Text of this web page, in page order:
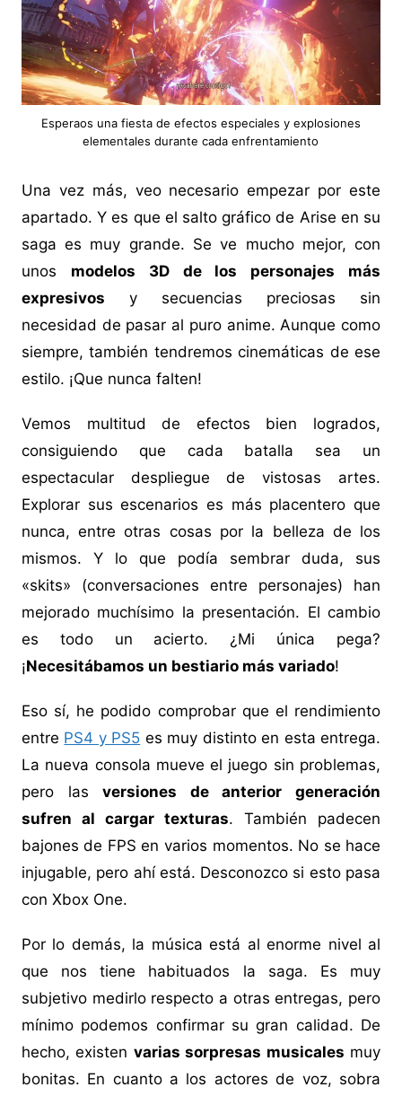
Esperaos una fiesta de efectos especiales y explosiones
elementales durante cada enfrentamiento
Una vez más, veo necesario empezar por este
apartado. Y es que el salto gráfico de Arise en su
saga es muy grande. Se ve mucho mejor, con
unos modelos 3D de los personajes más
expresivos y secuencias preciosas sin
necesidad de pasar al puro anime. Aunque como
siempre, también tendremos cinemáticas de ese
estilo. ¡Que nunca falten!
Vemos multitud de efectos bien logrados,
consiguiendo que cada batalla sea un
espectacular despliegue de vistosas artes.
Explorar sus escenarios es más placentero que
nunca, entre otras cosas por la belleza de los
mismos. Y lo que podía sembrar duda, sus
«skits» (conversaciones entre personajes) han
mejorado muchísimo la presentación. El cambio
es todo un acierto. ¿Mi única pega?
¡Necesitábamos un bestiario más variado!
Eso sí, he podido comprobar que el rendimiento
entre PS4 y PS5 es muy distinto en esta entrega.
La nueva consola mueve el juego sin problemas,
pero lasversiones de anterior generación
sufren al cargar texturas. También padecen
bajones de FPS en varios momentos. No se hace
injugable, pero ahí está. Desconozco si esto pasa
con Xbox One.
Por lo demás, la música está al enorme nivel al
que nos tiene habituados la saga. Es muy
subjetivo medirlo respecto a otras entregas, pero
mínimo podemos confirmar su gran calidad. De
hecho, existen varias sorpresas musicales muy
bonitas. En cuanto a los actores de voz, sobra